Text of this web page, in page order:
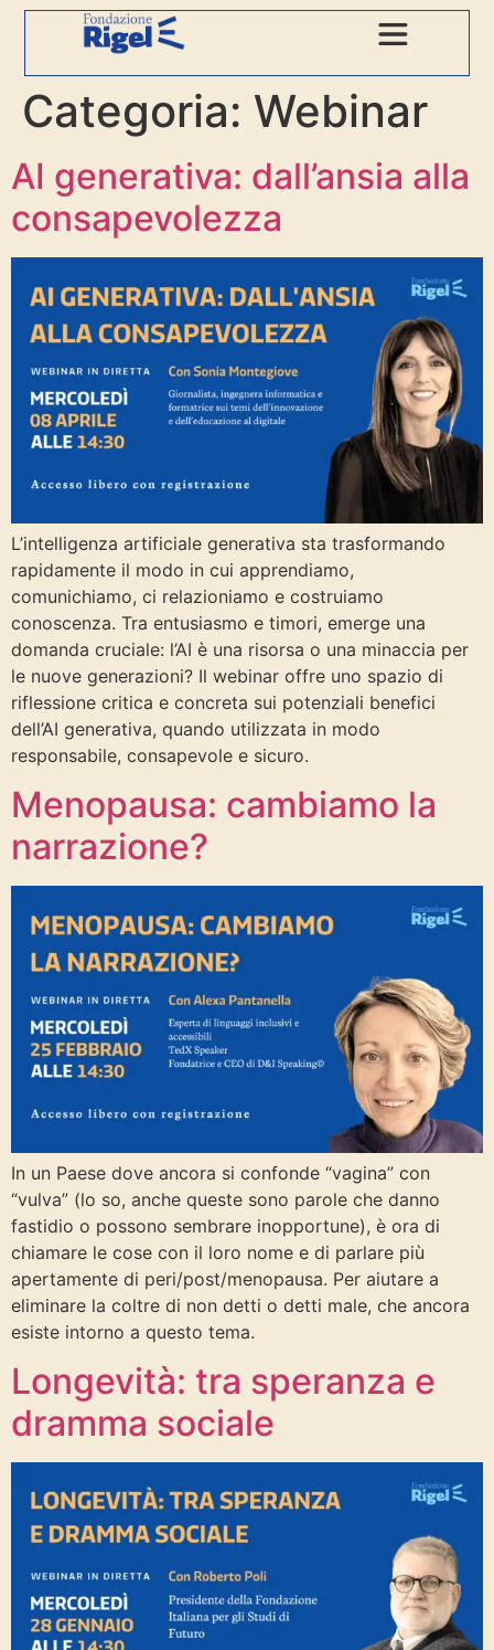
Categoria: Webinar
AI generativa: dall’ansia alla
consapevolezza
L’intelligenza artificiale generativa sta trasformando
rapidamente il modo in cui apprendiamo,
comunichiamo, ci relazioniamo e costruiamo
conoscenza. Tra entusiasmo e timori, emerge una
domanda cruciale: l’AI è una risorsa o una minaccia per
le nuove generazioni? Il webinar offre uno spazio di
riflessione critica e concreta sui potenziali benefici
dell’AI generativa, quando utilizzata in modo
responsabile, consapevole e sicuro.
Menopausa: cambiamo la
narrazione?
In un Paese dove ancora si confonde “vagina” con
“vulva” (lo so, anche queste sono parole che danno
fastidio o possono sembrare inopportune), è ora di
chiamare le cose con il loro nome e di parlare più
apertamente di peri/post/menopausa. Per aiutare a
eliminare la coltre di non detti o detti male, che ancora
esiste intorno a questo tema.
Longevità: tra speranza e
dramma sociale